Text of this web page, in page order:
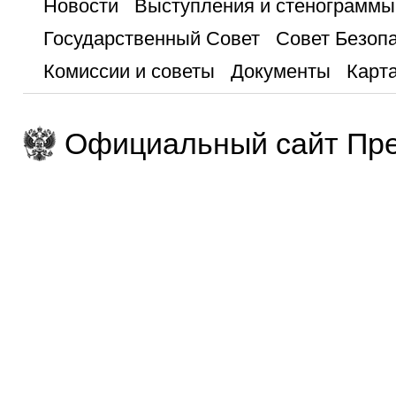
Новости
Выступления и стенограммы
Государственный Совет
Совет
Комиссии и советы
Документы
Официальный сайт